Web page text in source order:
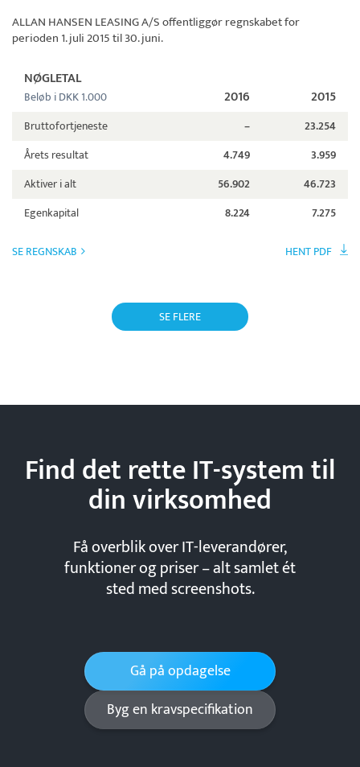
ALLAN HANSEN LEASING A/Soffentliggør regnskabet for
perioden 1. juli 2015 til 30. juni.
NØGLETAL
Beløb i DKK 1.000 2016 2015
Bruttofortjeneste –
23.254
Årets resultat
4.749
3.959
Aktiver i alt
56.902
46.723
Egenkapital
8.224 7.275
SE REGNSKAB HENT PDF
SE FLERE
Find det rette IT-system til
dinvirksomhed
Få overblik over IT-leverandører,
funktioner og priser – alt samlet ét
sted med screenshots.
Gå på opdagelse
Byg en kravspecifikation